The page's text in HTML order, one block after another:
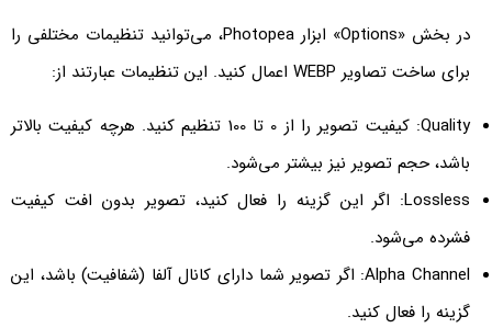
در بخش «Options» ابزار Photopea، می‌توانید تنظیمات مختلفی را
برای ساخت تصاویر WEBP اعمال کنید. این تنظیمات عبارتند از:
Quality: کیفیت تصویر را از 0 تا 100 تنظیم کنید. هرچه کیفیت بالاتر
باشد، حجم تصویر نیز بیشتر می‌شود.
Lossless: اگر این گزینه را فعال کنید، تصویر بدون افت کیفیت
فشرده می‌شود.
Alpha Channel: اگر تصویر شما دارای کانال آلفا (شفافیت) باشد، این
گزینه را فعال کنید.